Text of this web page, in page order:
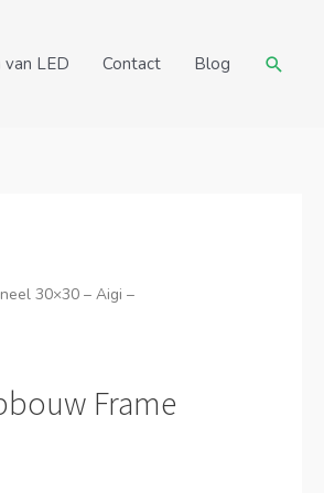
LED Contact Blog
30×30 – Aigi –
Frame